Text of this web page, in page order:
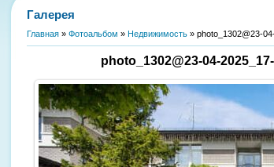
Галерея
Главная » Фотоальбом » Недвижимость » photo_1302@23-
photo_1302@23-04-